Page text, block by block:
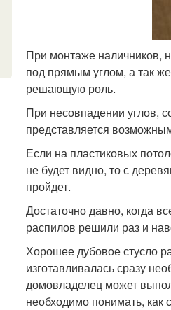
При монтаже наличников,
под прямым углом, а так же
решающую роль.
При несовпадении углов,
представляется
Если на пластиковых
не будет видно, то с
пройдет.
Достаточно давно, когда
распилов решили раз и
Хорошее дубовое стусло
изготавливалась сразу
домовладелец может
необходимо понимать, как